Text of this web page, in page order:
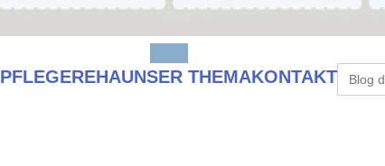
PFLEGEREHAUNSER THEMAKONTAKTSearch
for: